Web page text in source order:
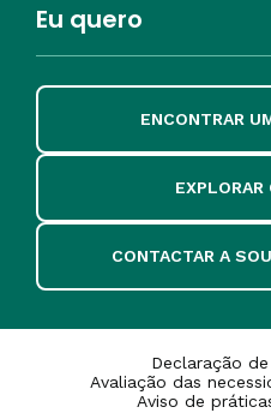
Eu quero
ENCONTRAR
EXPLORAR
CONTACTAR A
Declaração
Avaliação das
Aviso de